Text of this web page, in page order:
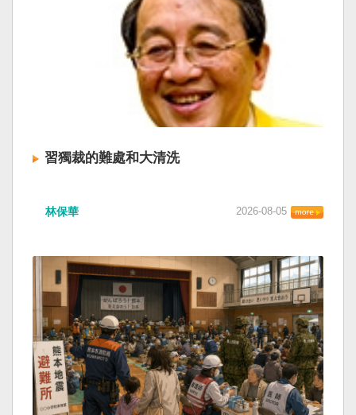
習獨裁的難處和大清洗
林保華 2026-08-05